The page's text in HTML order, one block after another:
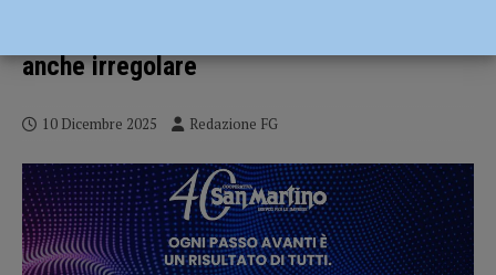
anche irregolare
10 Dicembre 2025 Redazione FG